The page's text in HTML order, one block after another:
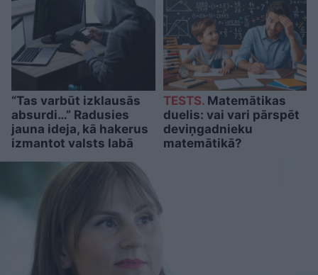
“Tas varbūt izklausās
absurdi…” Radusies
jauna ideja, kā hakerus
izmantot valsts labā
TESTS.Matemātikas
duelis: vai vari pārspēt
deviņgadnieku
matemātikā?